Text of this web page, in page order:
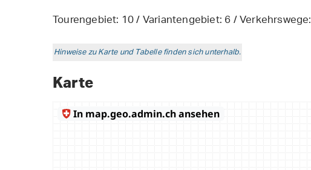
Tourengebiet:10/ Variantengebiet:6/ Verkehrswege:
Hinweise zu Karte und Tabelle finden sich unterhalb.
Karte